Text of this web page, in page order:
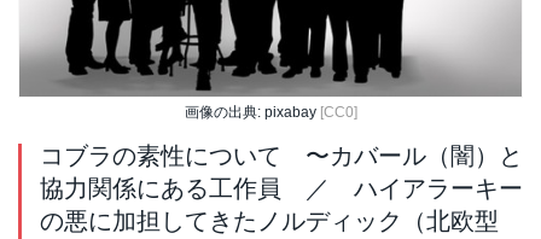
画像の出典: pixabay [CC0]
コブラの素性について 〜カバール（闇）と
協力関係にある工作員 ／ ハイアラーキー
の悪に加担してきたノルディック（北欧型